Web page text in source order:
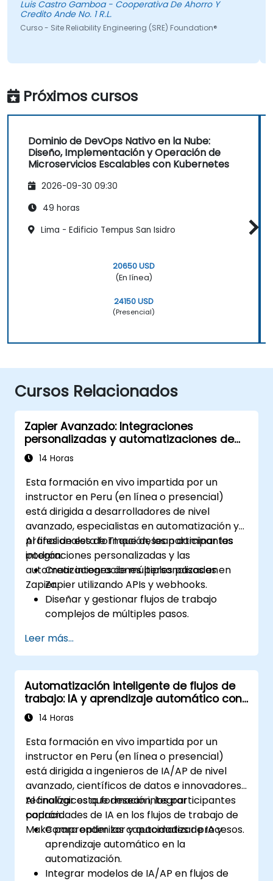
Ande No. 1 R.L.
- Site Reliability Engineering (SRE) Foundation®
Próximos cursos
Dominio de DevOps Nativo en la Nube:
Diseño, Implementación y Operación de
Microservicios Escalables con Kubernetes
2026-09-30 09:30
49 horas
Lima - Edificio Tempus San Isidro
20650 USD
(En línea)
24150 USD
(Presencial)
Cursos Relacionados
Zapier Avanzado: Integraciones
personalizadas y automatizaciones de
múltiples pasos
14 Horas
Esta formación en vivo impartida por un
instructor en Peru (en línea o presencial)
está dirigida a desarrolladores de nivel
avanzado, especialistas en automatización y
profesionales de TI que desean dominar las
integraciones personalizadas y las
automatizaciones de múltiples pasos en
Zapier.
Al final de esta formación, los participantes
podrán:
Crear integraciones personalizadas en
Zapier utilizando APIs y webhooks.
Diseñar y gestionar flujos de trabajo
complejos de múltiples pasos.
automatización avanzados.
Integrar Zapier con aplicaciones
propietarias o menos comunes.
Leer más...
Automatización inteligente de flujos de
trabajo: IA y aprendizaje automático con
Make14 Horas
Esta formación en vivo impartida por un
instructor en Peru (en línea o presencial)
está dirigida a ingenieros de IA/AP de nivel
avanzado, científicos de datos e innovadores
tecnológicos que desean integrar
capacidades de IA en los flujos de trabajo de
Make para optimizar y automatizar procesos.
Al finalizar esta formación, los participantes
podrán:
Comprender las capacidades de IA y
aprendizaje automático en la
automatización.
Integrar modelos de IA/AP en flujos de